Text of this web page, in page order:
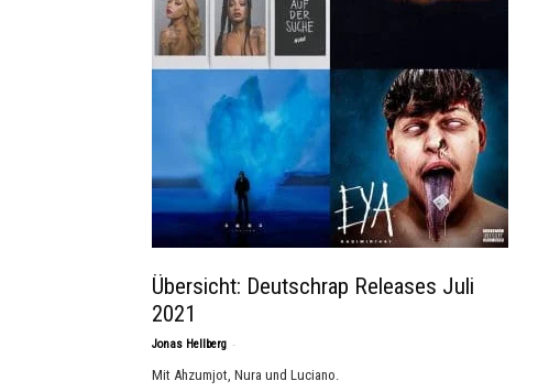
Übersicht: Deutschrap Releases Juli
2021
Jonas Hellberg -
Mit Ahzumjot, Nura und Luciano.